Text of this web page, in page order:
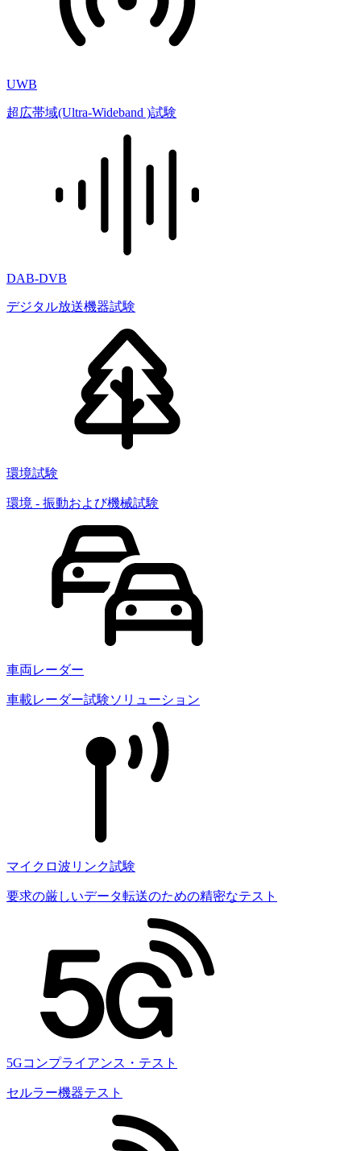
UWB
超広帯域(Ultra-Wideband )試験
DAB-DVB
デジタル放送機器試験
環境試験
環境 - 振動および機械試験
車両レーダー
車載レーダー試験ソリューション
マイクロ波リンク試験
要求の厳しいデータ転送のための精密なテスト
5Gコンプライアンス・テスト
セルラー機器テスト